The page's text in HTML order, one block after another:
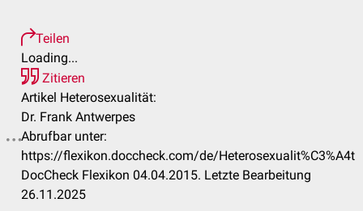
Teilen
Loading...
Zitieren
Artikel Heterosexualität:
Dr. Frank Antwerpes
Abrufbar unter:
https://flexikon.doccheck.com/de/Heterosexualit%C3%A4t
DocCheck Flexikon 04.04.2015. Letzte Bearbeitung
26.11.2025